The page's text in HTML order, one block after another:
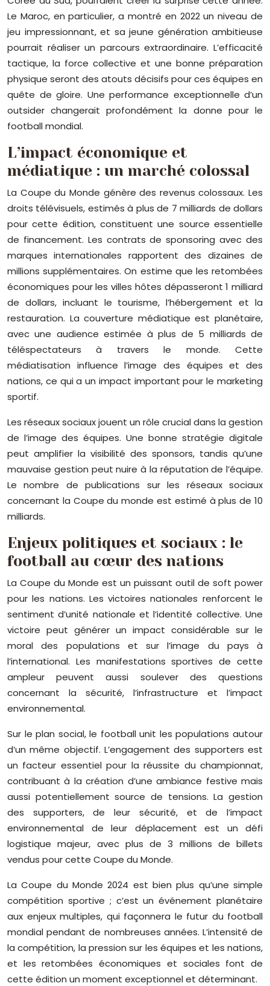
Le Maroc, en particulier, a montré en 2022 un niveau de
jeu impressionnant, et sa jeune génération ambitieuse
pourrait réaliser un parcours extraordinaire. L’efficacité
tactique, la force collective et une bonne préparation
physique seront des atouts décisifs pour ces équipes en
quête de gloire. Une performance exceptionnelle d’un
outsider changerait profondément la donne pour le
football mondial.
L’impact économique et
médiatique : un marché colossal
La Coupe du Monde génère des revenus colossaux. Les
droits télévisuels, estimés à plus de 7 milliards de dollars
pour cette édition, constituent une source essentielle
de financement. Les contrats de sponsoring avec des
marques internationales rapportent des dizaines de
millions supplémentaires. On estime que les retombées
économiques pour les villes hôtes dépasseront 1 milliard
de dollars, incluant le tourisme, l’hébergement et la
restauration. La couverture médiatique est planétaire,
avec une audience estimée à plus de 5 milliards de
téléspectateurs à travers le monde. Cette
médiatisation influence l’image des équipes et des
nations, ce qui a un impact important pour le marketing
sportif.
Les réseaux sociaux jouent un rôle crucial dans la gestion
de l’image des équipes. Une bonne stratégie digitale
peut amplifier la visibilité des sponsors, tandis qu’une
mauvaise gestion peut nuire à la réputation de l’équipe.
Le nombre de publications sur les réseaux sociaux
concernant la Coupe du monde est estimé à plus de 10
milliards.
Enjeux politiques et sociaux : le
football au cœur des nations
La Coupe du Monde est un puissant outil de soft power
pour les nations. Les victoires nationales renforcent le
sentiment d’unité nationale et l’identité collective. Une
victoire peut générer un impact considérable sur le
moral des populations et sur l’image du pays à
l’international. Les manifestations sportives de cette
ampleur peuvent aussi soulever des questions
concernant la sécurité, l’infrastructure et l’impact
environnemental.
Sur le plan social, le football unit les populations autour
d’un même objectif. L’engagement des supporters est
un facteur essentiel pour la réussite du championnat,
contribuant à la création d’une ambiance festive mais
aussi potentiellement source de tensions. La gestion
des supporters, de leur sécurité, et de l’impact
environnemental de leur déplacement est un défi
logistique majeur, avec plus de 3 millions de billets
vendus pour cette Coupe du Monde.
La Coupe du Monde 2024 est bien plus qu’une simple
compétition sportive ; c’est un événement planétaire
aux enjeux multiples, qui façonnera le futur du football
mondial pendant de nombreuses années. L’intensité de
la compétition, la pression sur les équipes et les nations,
et les retombées économiques et sociales font de
cette édition un moment exceptionnel et déterminant.